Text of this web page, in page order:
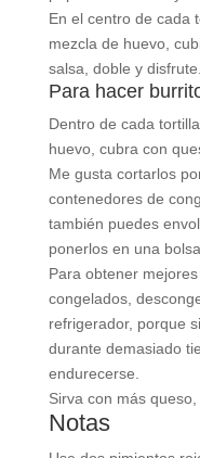
En el centro de cada
mezcla de huevo,
salsa, doble y disfrute.
Para hacer
Dentro de cada
huevo, cubra con
Me gusta cortarlos
contenedores de
también puedes
ponerlos en una
Para obtener
congelados,
refrigerador, porque
durante demasiado
endurecerse.
Sirva con más
Notas